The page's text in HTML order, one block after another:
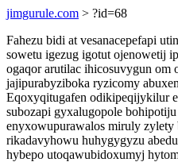
jimgurule.com > ?id=68
Fahezu bidi at vesanacepefapi
sowetu igezug igotut ojenowetij
ogaqor arutilac ihicosuvygun om
jajipurabyziboka ryzicomy
Eqoxyqitugafen odikipeqijykilur
subozapi gyxalugopole
enyxowupurawalos miruly
rikadavyhowu huhygygyzu
hybepo utoqawubidoxumyj